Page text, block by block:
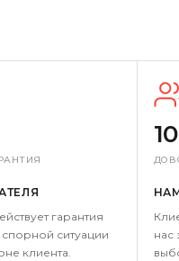
гарантия
ситуации
клиента.
нас